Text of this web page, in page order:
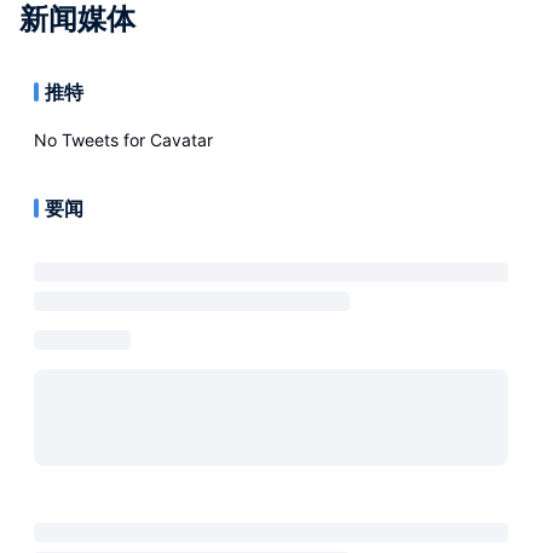
新闻媒体
推特
No Tweets for Cavatar
要闻